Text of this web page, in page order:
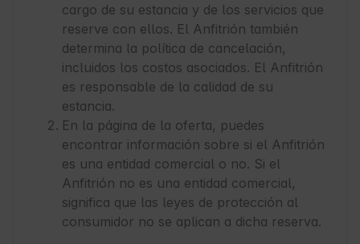
cargo de su estancia y de los servicios que
reserve con ellos. El Anfitrión también
determina la política de cancelación,
incluidos los costos asociados. El Anfitrión
es responsable de la calidad de su
estancia.
En la página de la oferta, puedes
encontrar información sobre si el Anfitrión
es una entidad comercial o no. Si el
Anfitrión no es una entidad comercial,
significa que las leyes de protección al
consumidor no se aplican a dicha reserva.